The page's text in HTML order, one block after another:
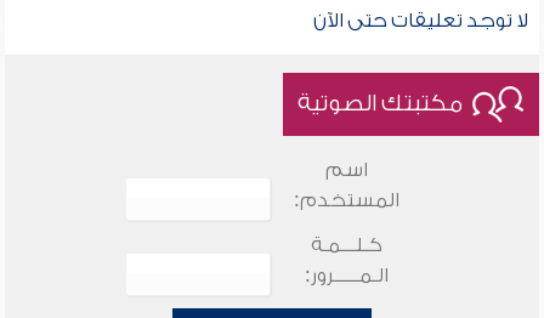
لا توجد تعليقات حتى الآن
مكتبتك الصوتية
اسم
المستخدم:
كـلـــمـة
الـمـــــرور: